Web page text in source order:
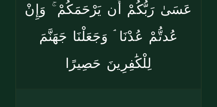
عَسَىٰ رَبُّكُمْ أَن يَرْحَمَكُمْ ۚ وَإِنْ
عُدتُّمْ عُدْنَا ۘ وَجَعَلْنَا جَهَنَّمَ
لِلْكَٰفِرِينَ حَصِيرًا